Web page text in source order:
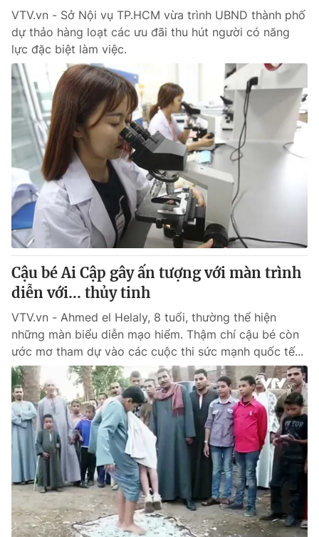
Emagazine Podcast
Photo
Video Shorts video
VTV Money VTV Thể thao
VTV Sức khoẻ Bất động sản
Thị trường 24h Tấm lòng Việt
VTV4 Vươn mình bằng AI
Liên hệ tòa soạn English
THỜI BÁO VTV
Theo dõi báo trên
Cơ quan chủ quản:Đài Truyền hình Việt Nam
VTV.vn - Sở Nội vụ TP.HCM vừa trình UBND thành phố
dự thảo hàng loạt các ưu đãi thu hút người có năng
lực đặc biệt làm việc.
Cậu bé Ai Cập gây ấn tượng với màn trình
diễn với... thủy tinh
VTV.vn - Ahmed el Helaly, 8 tuổi, thường thể hiện
những màn biểu diễn mạo hiểm. Thậm chí cậu bé còn
ước mơ tham dự vào các cuộc thi sức mạnh quốc tế...